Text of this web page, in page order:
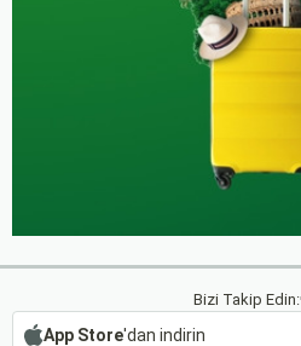
Bizi Takip Edin:
App Store'dan indirin